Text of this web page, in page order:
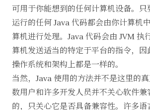
可用于你能想到的任何计算机设备。
运行的任何 Java 代码都会由你计算机
算机进行处理。Java 代码会由 JVM 执
算机发送适当的特定于平台的指令，因
操作系统和架构上都是一样的。
当然，Java 使用的方法并不是这里的
数用户和许多开发人员并不关心软件兼
的，只关心它是否具备兼容性。许多语